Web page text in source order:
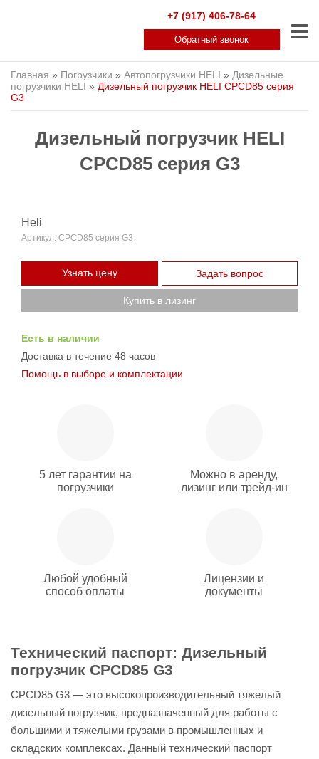
+7 (917) 406-78-64
Обратный звонок
Главная » Погрузчики » Автопогрузчики HELI » Дизельные
погрузчики HELI » Дизельный погрузчик HELI CPCD85 серия
G3
Дизельный погрузчик HELI
CPCD85 серия G3
Heli
Артикул: CPCD85 серия G3
Узнать цену Задать вопрос
Купить в лизинг
Есть в наличии
Доставка в течение 48 часов
Помощь в выборе и комплектации
5 лет гарантии на
погрузчики
Можно в аренду,
лизинг или трейд-ин
Любой удобный
способ оплаты
Лицензии и
документы
Технический паспорт: Дизельный
погрузчик CPCD85 G3
CPCD85 G3 — это высокопроизводительный тяжелый
дизельный погрузчик, предназначенный для работы с
большими и тяжелыми грузами в промышленных и
складских комплексах. Данный технический паспорт